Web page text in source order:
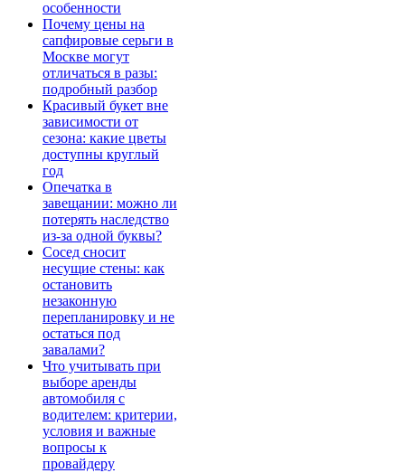
особенности
Почему цены на
сапфировые серьги в
Москве могут
отличаться в разы:
подробный разбор
Красивый букет вне
зависимости от
сезона: какие цветы
доступны круглый
год
Опечатка в
завещании: можно ли
потерять наследство
из-за одной буквы?
Сосед сносит
несущие стены: как
остановить
незаконную
перепланировку и не
остаться под
завалами?
Что учитывать при
выборе аренды
автомобиля с
водителем: критерии,
условия и важные
вопросы к
провайдеру